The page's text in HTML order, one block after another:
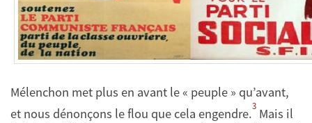
Mélenchon met plus en avant le « peuple » qu’avant,
et nous dénonçons le flou que cela engendre.
3
Mais il